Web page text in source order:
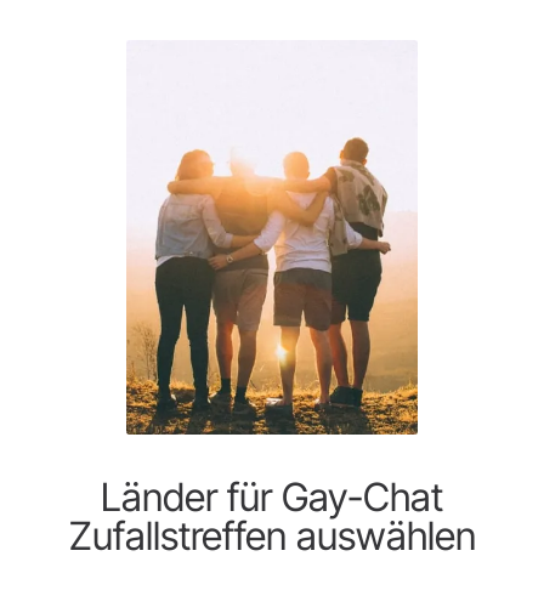
Länder für Gay-Chat
Zufallstreffen auswählen